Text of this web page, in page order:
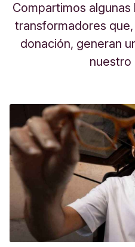
Compartimos
transformadores
donación, generan
nuestro